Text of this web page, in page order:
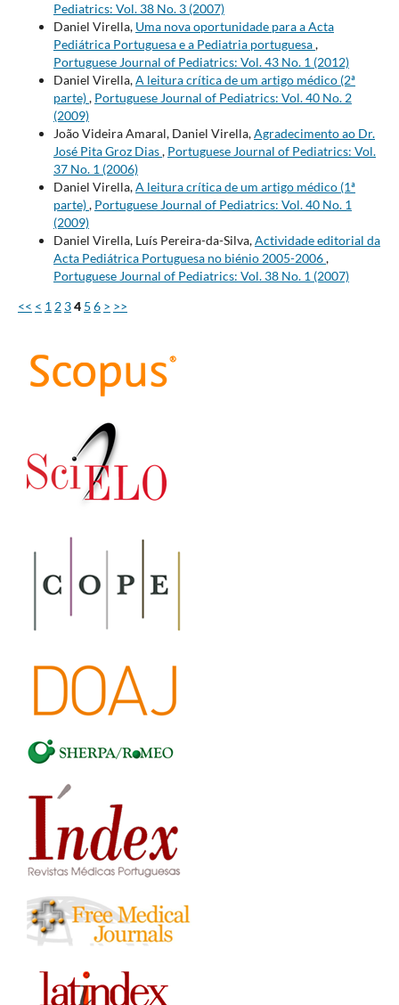
Pediatrics: Vol. 38 No. 3 (2007)
Daniel Virella, Uma nova oportunidade para a Acta
Pediátrica Portuguesa e a Pediatria portuguesa,
Portuguese Journal of Pediatrics: Vol. 43 No. 1 (2012)
Daniel Virella,A leitura crítica de um artigo médico (2ª
parte), Portuguese Journal of Pediatrics: Vol. 40 No. 2
(2009)
João Videira Amaral, Daniel Virella,Agradecimento ao Dr.
José Pita Groz Dias, Portuguese Journal of Pediatrics: Vol.
37 No. 1 (2006)
Daniel Virella,A leitura crítica de um artigo médico (1ª
parte), Portuguese Journal of Pediatrics: Vol. 40 No. 1
(2009)
Daniel Virella, Luís Pereira-da-Silva,Actividade editorial da
Acta Pediátrica Portuguesa no biénio 2005-2006,
Portuguese Journal of Pediatrics: Vol. 38 No. 1 (2007)
<< < 1 2 34 5 6 > >>